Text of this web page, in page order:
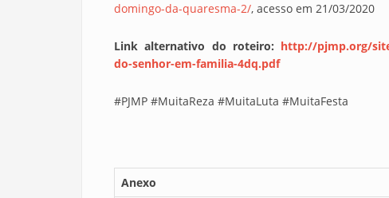
domingo-da-quaresma-2/, acesso em 21/03/2020
Link alternativo do roteiro: http://pjmp.org/
do-senhor-em-familia-4dq.pdf
#PJMP #MuitaReza #MuitaLuta #MuitaFesta
Anexo